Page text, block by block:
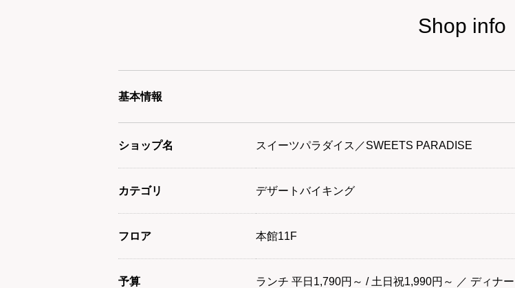
Shop info
基本情報
ショップ名 スイーツパラダイス／SWEETS PARADISE
カテゴリ デザートバイキング
フロア 本館11F
予算 ランチ 平日1,790円～ / 土日祝1,990円～ ／ ディナ